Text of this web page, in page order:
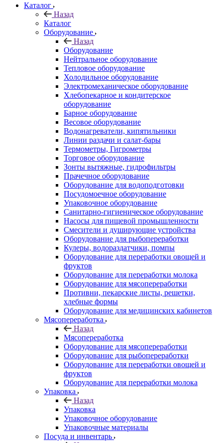
Каталог
Назад
Каталог
Оборудование
Назад
Оборудование
Нейтральное оборудование
Тепловое оборудование
Холодильное оборудование
Электромеханическое оборудование
Хлебопекарное и кондитерское
оборудование
Барное оборудование
Весовое оборудование
Водонагреватели, кипятильники
Линии раздачи и салат-бары
Термометры, Гигрометры
Торговое оборудование
Зонты вытяжные, гидрофильтры
Прачечное оборудование
Оборудование для водоподготовки
Посудомоечное оборудование
Упаковочное оборудование
Санитарно-гигиеническое оборудование
Насосы для пищевой промышленности
Смесители и душирующие устройства
Оборудование для рыбопереработки
Кулеры, водораздатчики, помпы
Оборудование для переработки овощей и
фруктов
Оборудование для переработки молока
Оборудование для мясопереработки
Противни, пекарские листы, решетки,
хлебные формы
Оборудование для медицинских кабинетов
Мясопереработка
Назад
Мясопереработка
Оборудование для мясопереработки
Оборудование для рыбопереработки
Оборудование для переработки овощей и
фруктов
Оборудование для переработки молока
Упаковка
Назад
Упаковка
Упаковочное оборудование
Упаковочные материалы
Посуда и инвентарь